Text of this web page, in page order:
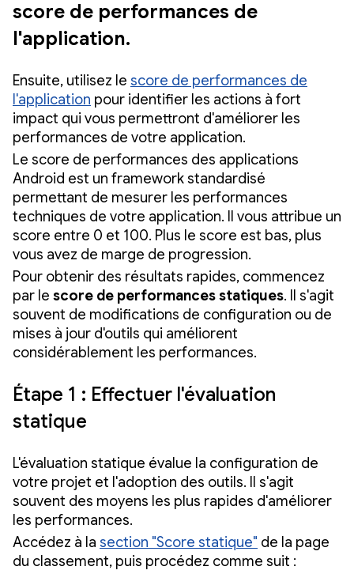
score de performances de
l'application.
Ensuite, utilisez le score de performances de
l'application pour identifier les actions à fort
impact qui vous permettront d'améliorer les
performances de votre application.
Le score de performances des applications
Android est un framework standardisé
permettant de mesurer les performances
techniques de votre application. Il vous attribue un
score entre 0 et 100. Plus le score est bas, plus
vous avez de marge de progression.
Pour obtenir des résultats rapides, commencez
par le score de performances statiques. Il s'agit
souvent de modifications de configuration ou de
mises à jour d'outils qui améliorent
considérablement les performances.
Étape 1 : Effectuer l'évaluation
statique
L'évaluation statique évalue la configuration de
votre projet et l'adoption des outils. Il s'agit
souvent des moyens les plus rapides d'améliorer
les performances.
Accédez à la section "Score statique" de la page
du classement, puis procédez comme suit :